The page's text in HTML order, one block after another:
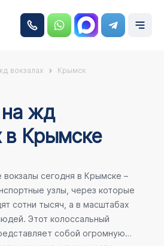
вокзалах Крымск
жд
в Крымске
сегодня в Крымске –
узлы, через которые
сотни тысяч, а в масштабах
Этот колоссальный
собой огромную